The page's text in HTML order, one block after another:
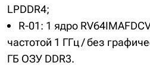
LPDDR4;
R-01: 1 ядро
частотой 1 ГГц / без
ГБ ОЗУ DDR3.